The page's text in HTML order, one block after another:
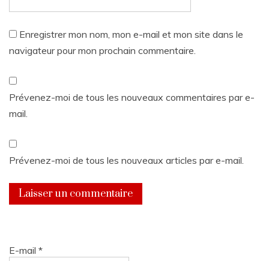
Enregistrer mon nom, mon e-mail et mon site dans le
navigateur pour mon prochain commentaire.
Prévenez-moi de tous les nouveaux commentaires par e-
mail.
Prévenez-moi de tous les nouveaux articles par e-mail.
E-mail *